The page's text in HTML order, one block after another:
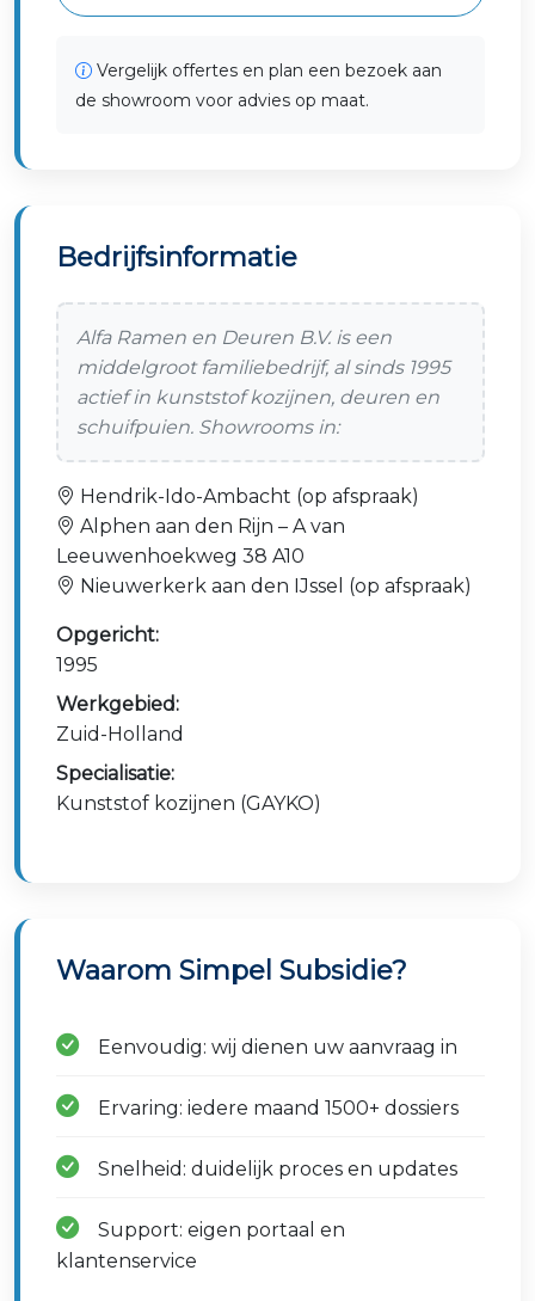
Vergelijk offertes en plan een bezoek aan
de showroom voor advies op maat.
Bedrijfsinformatie
Alfa Ramen en Deuren B.V. is een
middelgroot familiebedrijf, al sinds 1995
actief in kunststof kozijnen, deuren en
schuifpuien. Showrooms in:
Hendrik-Ido-Ambacht (op afspraak)
Alphen aan den Rijn – A van
Leeuwenhoekweg 38 A10
Nieuwerkerk aan den IJssel (op afspraak)
Opgericht:
1995
Werkgebied:
Zuid-Holland
Specialisatie:
Kunststof kozijnen (GAYKO)
Waarom Simpel Subsidie?
Eenvoudig: wij dienen uw aanvraag in
Ervaring: iedere maand 1500+ dossiers
Snelheid: duidelijk proces en updates
Support: eigen portaal en
klantenservice